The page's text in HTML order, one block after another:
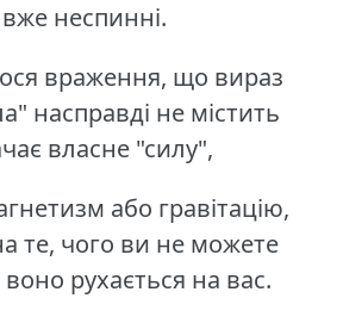
неспинні.
враження, що вираз
насправді не містить
власне "силу",
або гравітацію,
те, чого ви не можете
рухається на вас.